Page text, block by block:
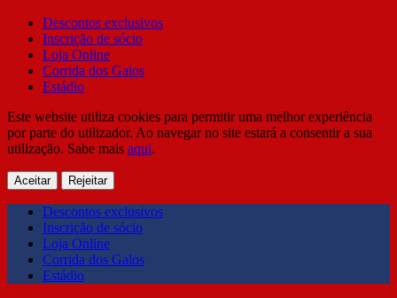
Descontos exclusivos
Inscrição de sócio
Loja Online
Corrida dos Galos
Estádio
Este website utiliza cookies para permitir uma melhor experiência
por parte do utilizador. Ao navegar no site estará a consentir a sua
utilização. Sabe mais aqui.
Aceitar Rejeitar
Descontos exclusivos
Inscrição de sócio
Loja Online
Corrida dos Galos
Estádio